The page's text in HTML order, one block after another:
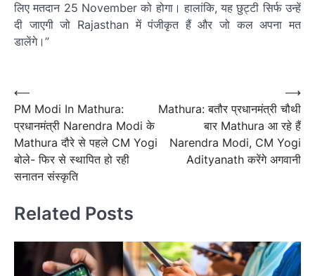
लिए मतदान 25 November को होगा। हालांकि, यह छुट्टी सिर्फ उन्हें
दी जाएगी जो Rajasthan में पंजीकृत हैं और जो कल अपना मत
डालेंगे।”
navigation
Post
navigation
⟵
PM Modi In Mathura:
प्रधानमंत्री Narendra Modi के
Mathura दौरे से पहले CM Yogi
बोले- फिर से स्थापित हो रही
सनातन संस्कृति
Mathura: बतौर प्रधानमंत्री चौथी
बार Mathura आ रहे हैं
Narendra Modi, CM Yogi
Adityanath करेंगे अगवानी
⟶
Related Posts